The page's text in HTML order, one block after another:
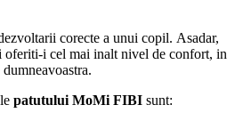
corecte a unui copil. Asadar,
i cel mai inalt nivel de confort, in
patutului MoMi FIBI sunt: